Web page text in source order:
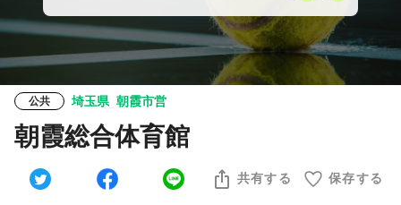
公共 埼玉県 朝霞市営
朝霞総合体育館
共有する 保存する